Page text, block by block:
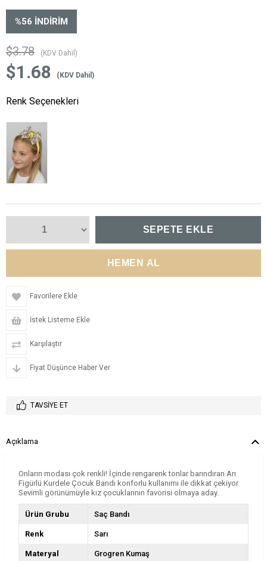
%56 İNDIRIM
$3.78 (KDV Dahil)
$1.68 (KDV Dahil)
Renk Seçenekleri
Favorilere Ekle
İstek Listeme Ekle
Karşılaştır
Fiyat Düşünce Haber Ver
TAVSIYE ET
Açıklama
Onların modası çok renkli! İçinde rengarenk tonlar barındıran Arı
Figürlü Kurdele Çocuk Bandı konforlu kullanımı ile dikkat çekiyor.
Sevimli görünümüyle kız çocuklarının favorisi olmaya aday.
Ürün Grubu Saç Bandı
Renk Sarı
Materyal Grogren Kumaş